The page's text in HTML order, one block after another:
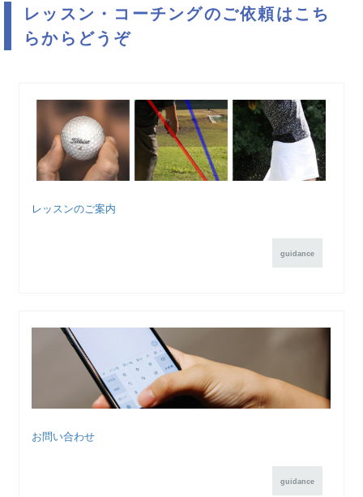
レッスン・コーチングのご依頼はこち
らからどうぞ
レッスンのご案内
guidance
お問い合わせ
guidance